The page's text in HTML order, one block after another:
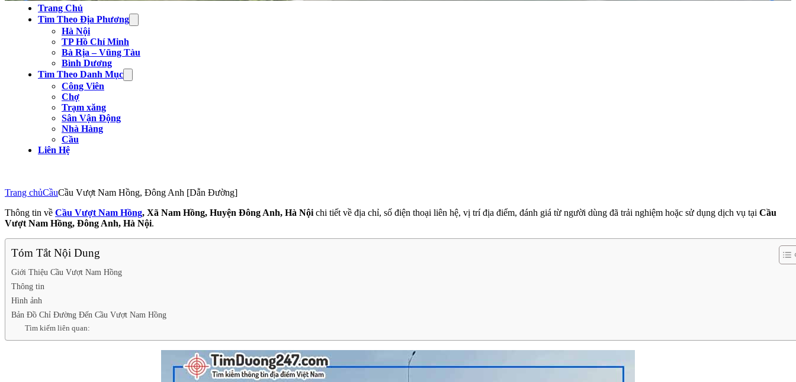
Trang Chủ
Tìm Theo Địa Phương
Hà Nội
TP Hồ Chí Minh
Bà Rịa – Vũng Tàu
Bình Dương
Tìm Theo Danh Mục
Công Viên
Chợ
Trạm xăng
Sân Vận Động
Nhà Hàng
Cầu
Liên Hệ
Trang chủCầuCầu Vượt Nam Hồng, Đông Anh [Dẫn Đường]
Thông tin về Cầu Vượt Nam Hồng, Xã Nam Hồng, Huyện Đông Anh, Hà Nội chi tiết về địa chỉ, số điện thoại liên hệ, vị trí địa điểm, đánh giá từ người dùng đã trải nghiệm hoặc sử dụng dịch vụ tại Cầu
Vượt Nam Hồng, Đông Anh, Hà Nội.
Tóm Tắt Nội Dung
Giới Thiệu Cầu Vượt Nam Hồng
Thông tin
Hình ảnh
Bản Đồ Chỉ Đường Đến Cầu Vượt Nam Hồng
Tìm kiếm liên quan: